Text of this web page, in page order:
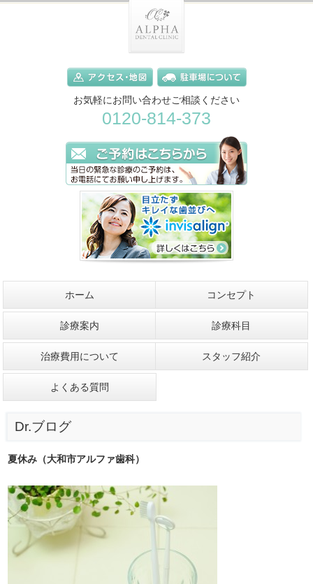
お気軽にお問い合わせご相談ください
0120-814-373
ホーム コンセプト
診療案内 診療科目
治療費用について スタッフ紹介
よくある質問
Dr.ブログ
夏休み（大和市アルファ歯科）